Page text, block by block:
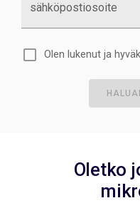
sähköpostiosoite
Olen lukenut ja
Oletko